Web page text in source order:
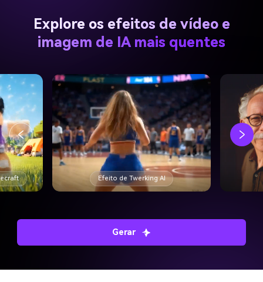
Explore os efeitos de vídeo e
imagem de IA mais quentes
Efeito de Twerking AI
Gerar